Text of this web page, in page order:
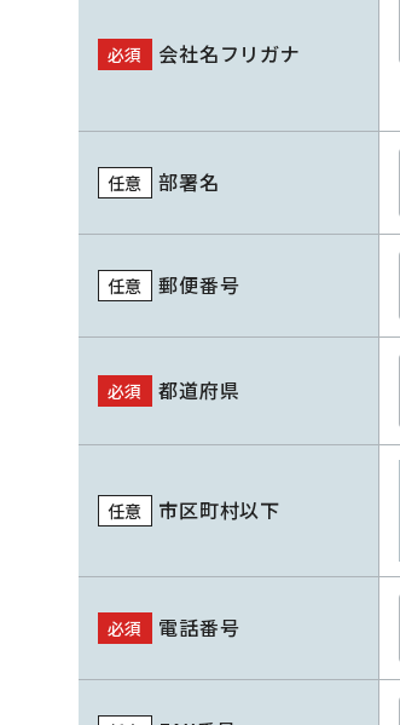
必須 会社名フリガナ
任意 部署名
任意 郵便番号
必須 都道府県
任意 市区町村以下
必須 電話番号